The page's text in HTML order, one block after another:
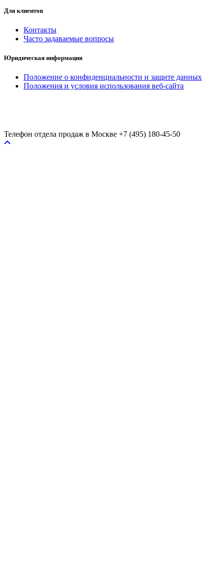
Для клиентов
Контакты
Часто задаваемые вопросы
Юридическая информация
Положение о конфиденциальности и защите данных
Положения и условия использования веб-сайта
Телефон отдела продаж в Москве +7 (495) 180-45-50